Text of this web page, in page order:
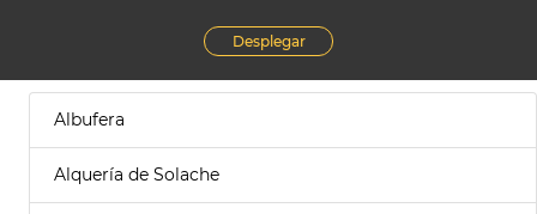
Desplegar
Albufera
Alquería de Solache